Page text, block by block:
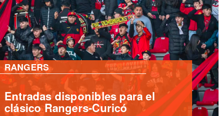
RANGERS
Campestrini ataja penal pero
Rangers cae ante Ñublense